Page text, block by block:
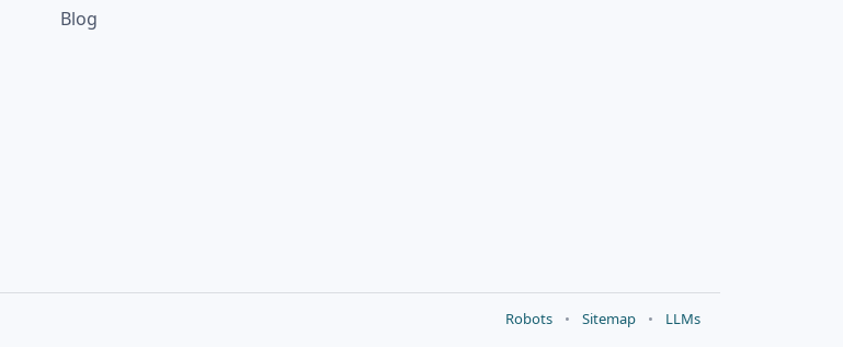
Blog
Robots • Sitemap • LLMs